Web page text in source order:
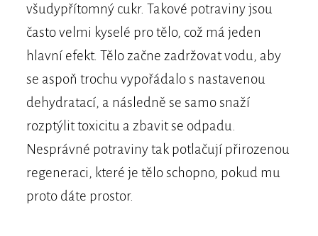
všudypřítomný cukr. Takové potraviny jsou
často velmi kyselé pro tělo, což má jeden
hlavní efekt. Tělo začne zadržovat vodu, aby
se aspoň trochu vypořádalo s nastavenou
dehydratací, a následně se samo snaží
rozptýlit toxicitu a zbavit se odpadu.
Nesprávné potraviny tak potlačují přirozenou
regeneraci, které je tělo schopno, pokud mu
proto dáte prostor.